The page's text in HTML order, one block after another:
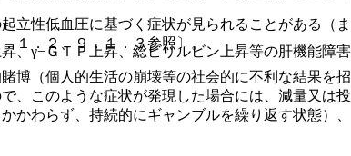
性低血圧に基づく症状が見られることがある（
１．２、９．１．３参照〕。
（個人的生活の崩壊等の社会的に不利な結果を
このような症状が発現した場合には、減量又は
かわらず、持続的にギャンブルを繰り返す状態）
γ−ＧＴＰ上昇、総ビリルビン上昇等の肝機能障害